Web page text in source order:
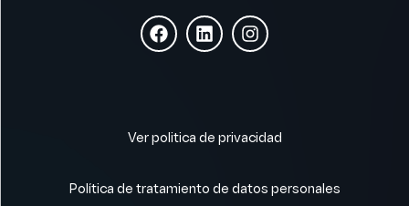
Ver politica de privacidad
Política de tratamiento de datos personales